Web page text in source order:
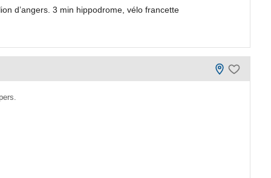
d’angers. 3 min hippodrome, vélo francette